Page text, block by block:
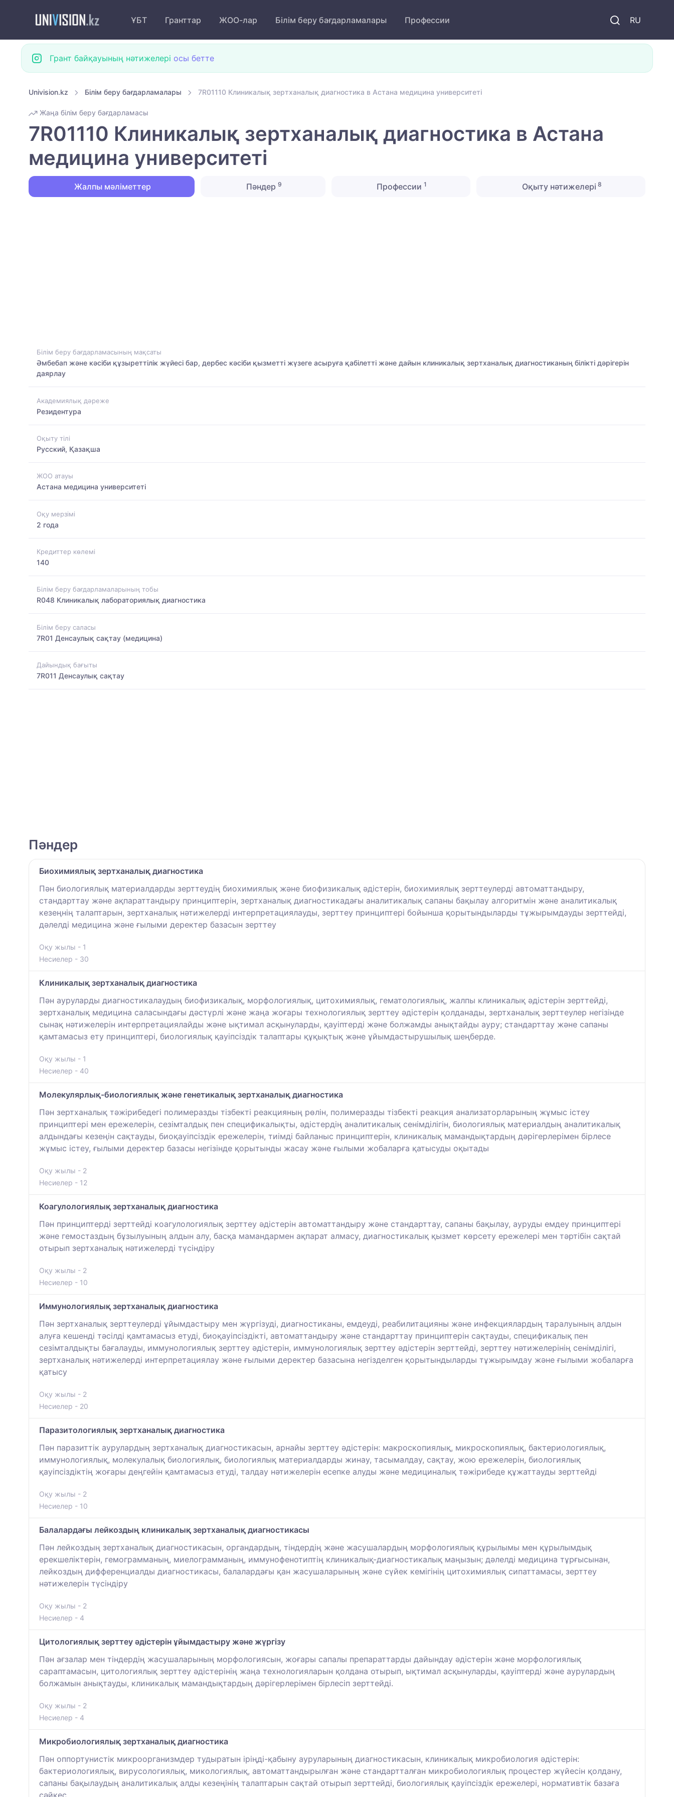
RU
ҰБТ Гранттар ЖОО-лар Білім беру бағдарламалары Профессии
Грант байқауының нәтижелері осы бетте
Univision.kz Білім беру бағдарламалары 7R01110 Клиникалық зертханалық диагностика в Астана медицина университеті
Жаңа білім беру бағдарламасы
7R01110 Клиникалық зертханалық диагностика в Астана
медицина университеті
Жалпы мәліметтер Пәндер 9 Профессии1 Оқыту нәтижелері 8
Білім беру бағдарламасының мақсаты
Әмбебап және кәсіби құзыреттілік жүйесі бар, дербес кәсіби қызметті жүзеге асыруға қабілетті және дайын клиникалық зертханалық диагностиканың білікті дәрігерін
даярлау
Академиялық дәреже
Резидентура
Оқыту тілі
Русский, Қазақша
ЖОО атауы
Астана медицина университеті
Оқу мерзімі
2 года
Кредиттер көлемі
140
Білім беру бағдарламаларының тобы
R048 Клиникалық лабораториялық диагностика
Білім беру саласы
7R01 Денсаулық сақтау (медицина)
Дайындық бағыты
7R011 Денсаулық сақтау
Пәндер
Биохимиялық зертханалық диагностика
Пән биологиялық материалдарды зерттеудің биохимиялық және биофизикалық әдістерін, биохимиялық зерттеулерді автоматтандыру,
стандарттау және ақпараттандыру принциптерін, зертханалық диагностикадағы аналитикалық сапаны бақылау алгоритмін және аналитикалық
кезеңнің талаптарын, зертханалық нәтижелерді интерпретациялауды, зерттеу принциптері бойынша қорытындыларды тұжырымдауды зерттейді,
дәлелді медицина және ғылыми деректер базасын зерттеу
Оқу жылы - 1
Несиелер - 30
Клиникалық зертханалық диагностика
Пән ауруларды диагностикалаудың биофизикалық, морфологиялық, цитохимиялық, гематологиялық, жалпы клиникалық әдістерін зерттейді,
зертханалық медицина саласындағы дәстүрлі және жаңа жоғары технологиялық зерттеу әдістерін қолданады, зертханалық зерттеулер негізінде
сынақ нәтижелерін интерпретациялайды және ықтимал асқынуларды, қауіптерді және болжамды анықтайды ауру; стандарттау және сапаны
қамтамасыз ету принциптері, биологиялық қауіпсіздік талаптары құқықтық және ұйымдастырушылық шеңберде.
Оқу жылы - 1
Несиелер - 40
Молекулярлық-биологиялық және генетикалық зертханалық диагностика
Пән зертханалық тәжірибедегі полимеразды тізбекті реакцияның рөлін, полимеразды тізбекті реакция анализаторларының жұмыс істеу
принциптері мен ережелерін, сезімталдық пен спецификалықты, әдістердің аналитикалық сенімділігін, биологиялық материалдың аналитикалық
алдындағы кезеңін сақтауды, биоқауіпсіздік ережелерін, тиімді байланыс принциптерін, клиникалық мамандықтардың дәрігерлерімен бірлесе
жұмыс істеу, ғылыми деректер базасы негізінде қорытынды жасау және ғылыми жобаларға қатысуды оқытады
Оқу жылы - 2
Несиелер - 12
Коагулологиялық зертханалық диагностика
Пән принциптерді зерттейді коагулологиялық зерттеу әдістерін автоматтандыру және стандарттау, сапаны бақылау, ауруды емдеу принциптері
және гемостаздың бұзылуының алдын алу, басқа мамандармен ақпарат алмасу, диагностикалық қызмет көрсету ережелері мен тәртібін сақтай
отырып зертханалық нәтижелерді түсіндіру
Оқу жылы - 2
Несиелер - 10
Иммунологиялық зертханалық диагностика
Пән зертханалық зерттеулерді ұйымдастыру мен жүргізуді, диагностиканы, емдеуді, реабилитацияны және инфекциялардың таралуының алдын
алуға кешенді тәсілді қамтамасыз етуді, биоқауіпсіздікті, автоматтандыру және стандарттау принциптерін сақтауды, спецификалық пен
сезімталдықты бағалауды, иммунологиялық зерттеу әдістерін, иммунологиялық зерттеу әдістерін зерттейді, зерттеу нәтижелерінің сенімділігі,
зертханалық нәтижелерді интерпретациялау және ғылыми деректер базасына негізделген қорытындыларды тұжырымдау және ғылыми жобаларға
қатысу
Оқу жылы - 2
Несиелер - 20
Паразитологиялық зертханалық диагностика
Пән паразиттік аурулардың зертханалық диагностикасын, арнайы зерттеу әдістерін: макроскопиялық, микроскопиялық, бактериологиялық,
иммунологиялық, молекулалық биологиялық, биологиялық материалдарды жинау, тасымалдау, сақтау, жою ережелерін, биологиялық
қауіпсіздіктің жоғары деңгейін қамтамасыз етуді, талдау нәтижелерін есепке алуды және медициналық тәжірибеде құжаттауды зерттейді
Оқу жылы - 2
Несиелер - 10
Балалардағы лейкоздың клиникалық зертханалық диагностикасы
Пән лейкоздың зертханалық диагностикасын, органдардың, тіндердің және жасушалардың морфологиялық құрылымы мен құрылымдық
ерекшеліктерін, гемограмманың, миелограмманың, иммунофенотиптің клиникалық-диагностикалық маңызын; дәлелді медицина тұрғысынан,
лейкоздың дифференциалды диагностикасы, балалардағы қан жасушаларының және сүйек кемігінің цитохимиялық сипаттамасы, зерттеу
нәтижелерін түсіндіру
Оқу жылы - 2
Несиелер - 4
Цитологиялық зерттеу әдістерін ұйымдастыру және жүргізу
Пән ағзалар мен тіндердің жасушаларының морфологиясын, жоғары сапалы препараттарды дайындау әдістерін және морфологиялық
сараптамасын, цитологиялық зерттеу әдістерінің жаңа технологияларын қолдана отырып, ықтимал асқынуларды, қауіптерді және аурулардың
болжамын анықтауды, клиникалық мамандықтардың дәрігерлерімен бірлесіп зерттейді.
Оқу жылы - 2
Несиелер - 4
Микробиологиялық зертханалық диагностика
Пән оппортунистік микроорганизмдер тудыратын іріңді-қабыну ауруларының диагностикасын, клиникалық микробиология әдістерін:
бактериологиялық, вирусологиялық, микологиялық, автоматтандырылған және стандартталған микробиологиялық процестер жүйесін қолдану,
сапаны бақылаудың аналитикалық алды кезеңінің талаптарын сақтай отырып зерттейді, биологиялық қауіпсіздік ережелері, нормативтік базаға